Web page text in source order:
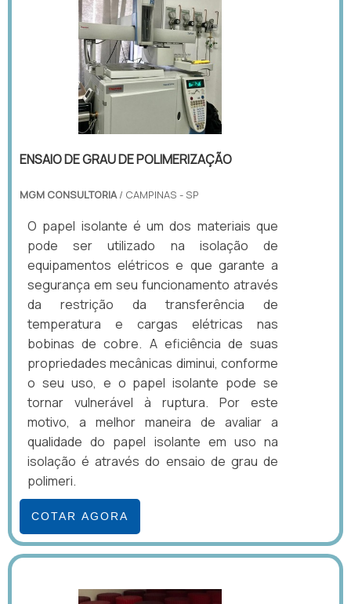
ENSAIO DE GRAU DE POLIMERIZAÇÃO
MGM CONSULTORIA/ CAMPINAS - SP
O papel isolante é um dos materiais que
pode ser utilizado na isolação de
equipamentos elétricos e que garante a
segurança em seu funcionamento através
da restrição da transferência de
temperatura e cargas elétricas nas
bobinas de cobre. A eficiência de suas
propriedades mecânicas diminui, conforme
o seu uso, e o papel isolante pode se
tornar vulnerável à ruptura. Por este
motivo, a melhor maneira de avaliar a
qualidade do papel isolante em uso na
isolação é através do ensaio de grau de
polimeri.
COTAR AGORA